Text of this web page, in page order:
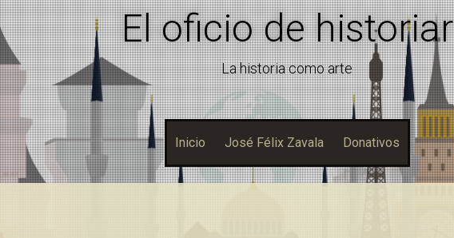
El oficio de historiar
La historia como arte
Inicio José Félix Zavala Donativos